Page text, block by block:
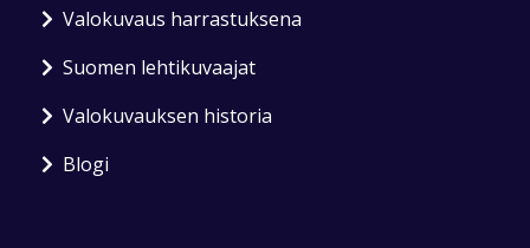
Valokuvaus harrastuksena
Suomen lehtikuvaajat
Valokuvauksen historia
Blogi